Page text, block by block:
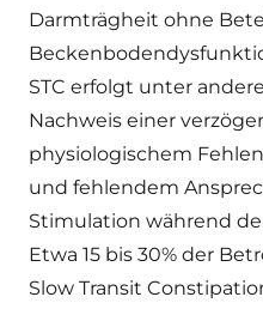
Darmträgheit ohne
STC erfolgt unter
Nachweis einer
physiologischem
und fehlendem
Stimulation während
Etwa 15 bis 30% der
Slow Transit